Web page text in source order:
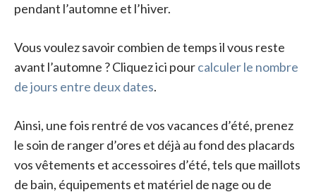
pendant l’automne et l’hiver.
Vous voulez savoir combien de temps il vous reste
avant l’automne ? Cliquez ici pourcalculer le nombre
de jours entre deux dates.
Ainsi, une fois rentré de vos vacances d’été, prenez
le soin de ranger d’ores et déjà au fond des placards
vos vêtements et accessoires d’été, tels que maillots
de bain, équipements et matériel de nage ou de